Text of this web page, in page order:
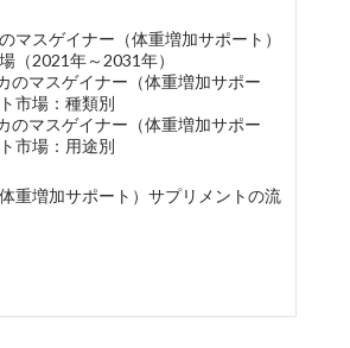
マスゲイナー（体重増加サポート）
（2021年～2031年）
のマスゲイナー（体重増加サポー
市場：種類別
のマスゲイナー（体重増加サポー
市場：用途別
重増加サポート）サプリメントの流